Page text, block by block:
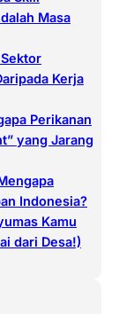
Masa
Kerja
Perikanan
yang Jarang
Indonesia?
Kamu
dari Desa!)